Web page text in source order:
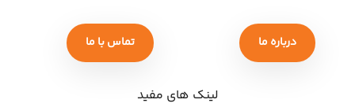
درباره ما تماس با ما
لینک های مفید